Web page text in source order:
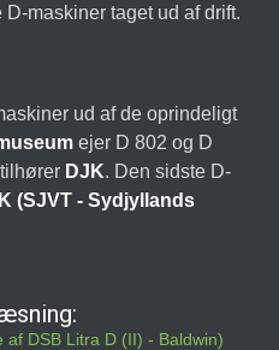
maskiner taget ud af drift.
ud af de oprindeligt
ejer D 802 og D
DJK. Den sidste D-
(SJVT - Sydjyllands
af DSB Litra D (II) - Baldwin)